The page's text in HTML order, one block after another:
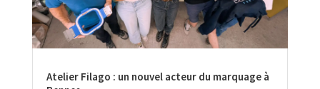
Atelier Filago : un nouvel acteur du marquage à